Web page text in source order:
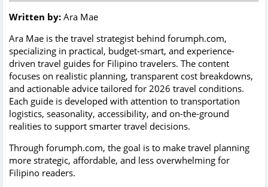
Written by: Ara Mae
Ara Mae is the travel strategist behind forumph.com,
specializing in practical, budget-smart, and experience-
driven travel guides for Filipino travelers. The content
focuses on realistic planning, transparent cost breakdowns,
and actionable advice tailored for 2026 travel conditions.
Each guide is developed with attention to transportation
logistics, seasonality, accessibility, and on-the-ground
realities to support smarter travel decisions.
Through forumph.com, the goal is to make travel planning
more strategic, affordable, and less overwhelming for
Filipino readers.